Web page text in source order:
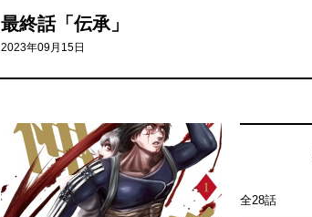
最終話「伝承」
2023年09月15日
全28話